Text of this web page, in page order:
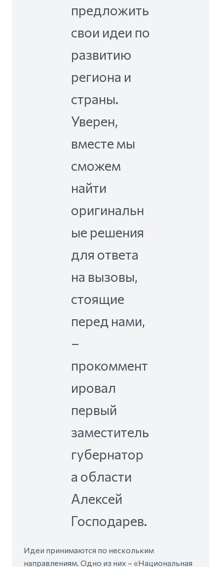
предложить
свои идеи по
развитию
региона и
страны.
Уверен,
вместе мы
сможем
найти
оригинальн
ые решения
для ответа
на вызовы,
стоящие
перед нами,
–
прокоммент
ировал
первый
заместитель
губернатор
а области
Алексей
Господарев.
Идеи принимаются по нескольким
направлениям. Одно из них – «Национальная